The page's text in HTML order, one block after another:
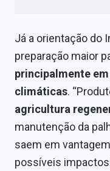
Já a orientação do
preparação maior
principalmente
climáticas.
agricultura
manutenção da
saem em
possíveis